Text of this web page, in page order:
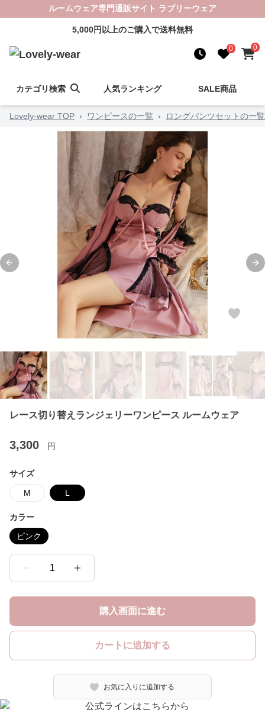
ルームウェア専門通販サイト ラブリーウェア
5,000円以上のご購入で送料無料
0 0
カテゴリ検索 人気ランキング SALE商品
Lovely-wear TOP › ワンピースの一覧 › ロングパンツセットの一覧
Previous slide
レース切り替えランジェリーワンピース ルームウェア
3,300 円
サイズ
M L
カラー
ピンク
1
購入画面に進む
カートに追加する
お気に入りに追加する